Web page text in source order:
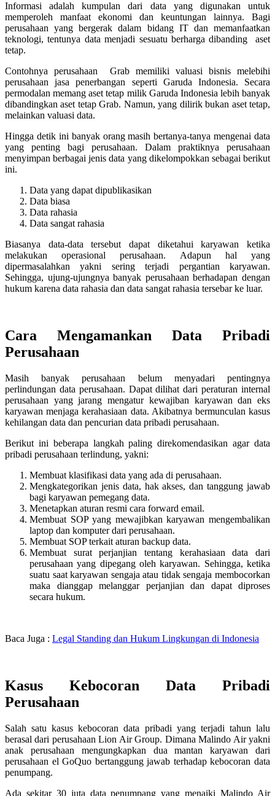
Informasi adalah kumpulan dari data yang digunakan untuk
memperoleh manfaat ekonomi dan keuntungan lainnya. Bagi
perusahaan yang bergerak dalam bidang IT dan memanfaatkan
teknologi, tentunya data menjadi sesuatu berharga dibanding aset
tetap.
Contohnya perusahaan Grab memiliki valuasi bisnis melebihi
perusahaan jasa penerbangan seperti Garuda Indonesia. Secara
permodalan memang aset tetap milik Garuda Indonesia lebih banyak
dibandingkan aset tetap Grab. Namun, yang dilirik bukan aset tetap,
melainkan valuasi data.
Hingga detik ini banyak orang masih bertanya-tanya mengenai data
yang penting bagi perusahaan. Dalam praktiknya perusahaan
menyimpan berbagai jenis data yang dikelompokkan sebagai berikut
ini.
Data yang dapat dipublikasikan
Data biasa
Data rahasia
Data sangat rahasia
Biasanya data-data tersebut dapat diketahui karyawan ketika
melakukan operasional perusahaan. Adapun hal yang
dipermasalahkan yakni sering terjadi pergantian karyawan.
Sehingga, ujung-ujungnya banyak perusahaan berhadapan dengan
hukum karena data rahasia dan data sangat rahasia tersebar ke luar.
Cara Mengamankan Data Pribadi
Perusahaan
Masih banyak perusahaan belum menyadari pentingnya
perlindungan data perusahaan. Dapat dilihat dari peraturan internal
perusahaan yang jarang mengatur kewajiban karyawan dan eks
karyawan menjaga kerahasiaan data. Akibatnya bermunculan kasus
kehilangan data dan pencurian data pribadi perusahaan.
Berikut ini beberapa langkah paling direkomendasikan agar data
pribadi perusahaan terlindung, yakni:
Membuat klasifikasi data yang ada di perusahaan.
Mengkategorikan jenis data, hak akses, dan tanggung jawab
bagi karyawan pemegang data.
Menetapkan aturan resmi cara forward email.
Membuat SOP yang mewajibkan karyawan mengembalikan
laptop dan komputer dari perusahaan.
Membuat SOP terkait aturan backup data.
Membuat surat perjanjian tentang kerahasiaan data dari
perusahaan yang dipegang oleh karyawan. Sehingga, ketika
suatu saat karyawan sengaja atau tidak sengaja membocorkan
maka dianggap melanggar perjanjian dan dapat diproses
secara hukum.
Baca Juga : Legal Standing dan Hukum Lingkungan di Indonesia
Kasus Kebocoran Data Pribadi
Perusahaan
Salah satu kasus kebocoran data pribadi yang terjadi tahun lalu
berasal dari perusahaan Lion Air Group. Dimana Malindo Air yakni
anak perusahaan mengungkapkan dua mantan karyawan dari
perusahaan el GoQuo bertanggung jawab terhadap kebocoran data
penumpang.
Ada sekitar 30 juta data penumpang yang menaiki Malindo Air